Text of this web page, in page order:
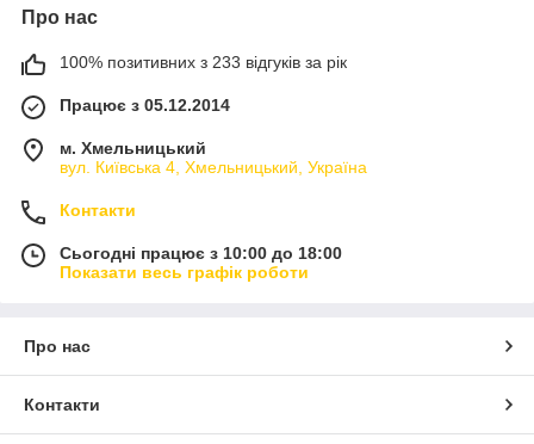
Про нас
100% позитивних з 233 відгуків за рік
Працює з 05.12.2014
м. Хмельницький
вул. Київська 4, Хмельницький, Україна
Контакти
Сьогодні працює з 10:00 до 18:00
Показати весь графік роботи
Про нас
Контакти